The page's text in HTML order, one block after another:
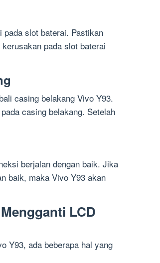
pada slot baterai. Pastikan
pada slot baterai
casing belakang Vivo Y93.
casing belakang. Setelah
berjalan dengan baik. Jika
baik, maka Vivo Y93 akan
LCD
Y93, ada beberapa hal yang